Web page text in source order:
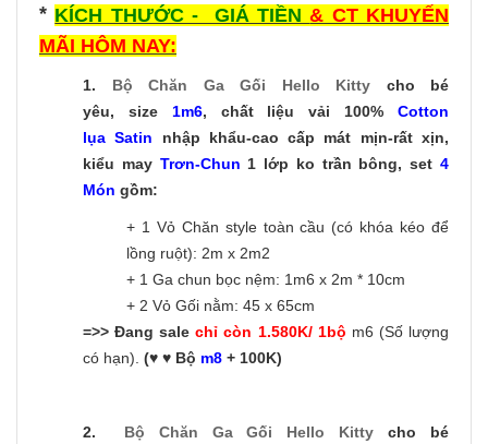
* KÍCH THƯỚC - GIÁ TIỀN & CT KHUYẾN
MÃI HÔM NAY:
1. Bộ Chăn Ga Gối Hello Kitty cho bé
yêu, size 1m6, chất liệu vải 100%Cotton
lụa Satin nhập khẩu-cao cấp mát mịn-rất xịn,
kiểu may Trơn-Chun 1 lớp ko trần bông, set4
Món gồm:
+ 1 Vỏ Chăn style toàn cầu (có khóa kéo để
lồng ruột): 2m x 2m2
+ 1 Ga chun bọc nệm: 1m6 x 2m * 10cm
+ 2 Vỏ Gối nằm: 45 x 65cm
=>> Đang salechỉ còn 1.580K/ 1bộ m6 (Số lượng
có hạn). (♥ ♥ Bộ m8 + 100K)
2. Bộ Chăn Ga Gối Hello Kitty cho bé